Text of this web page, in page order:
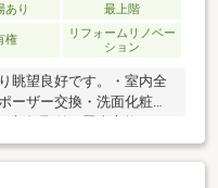
あり 最上階
権
リフォームリノベー
ション
眺望良好です。・室内全
ーザー交換・洗面化粧台
新規取付・畳表交換・ハ